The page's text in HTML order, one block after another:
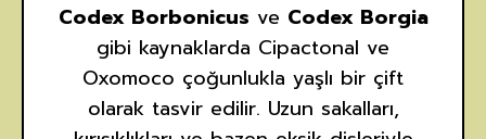
Codex Borbonicus ve Codex Borgia
gibi kaynaklarda Cipactonal ve
Oxomoco çoğunlukla yaşlı bir çift
olarak tasvir edilir. Uzun sakalları,